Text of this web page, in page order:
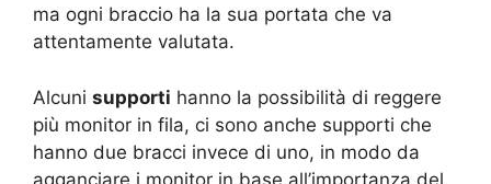
ma ogni braccio ha la sua portata che va
attentamente valutata.
Alcuni supporti hanno la possibilità di reggere
più monitor in fila, ci sono anche supporti che
hanno due bracci invece di uno, in modo da
agganciare i monitor in base all’importanza del